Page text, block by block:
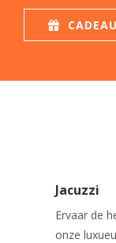
Nagels
Wimpers
Huisregels
Behandeling
Producten
Jacuzzi
Ervaar de
onze